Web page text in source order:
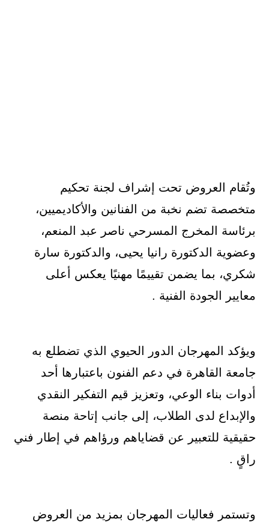
وتُقام العروض تحت إشراف لجنة تحكيم
متخصصة تضم نخبة من الفنانين والأكاديميين،
برئاسة المخرج المسرحي ناصر عبد المنعم،
وعضوية الدكتورة رانيا يحيى، والدكتورة سارة
شكري، بما يضمن تقييمًا مهنيًا يعكس أعلى
معايير الجودة الفنية .
ويؤكد المهرجان الدور الحيوي الذي تضطلع به
جامعة القاهرة في دعم الفنون باعتبارها أحد
أدوات بناء الوعي، وتعزيز قيم التفكير النقدي
والإبداع لدى الطلاب، إلى جانب إتاحة منصة
حقيقية للتعبير عن قضاياهم ورؤاهم في إطار فني
راقٍ .
وتستمر فعاليات المهرجان بمزيد من العروض